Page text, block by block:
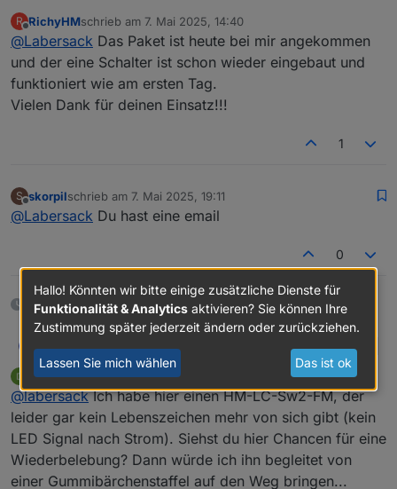
beide bestanden.
Werde sie morgen auf die Reise schicken.
R
Offline
RichyHMschrieb am 7. Mai 2025, 14:40
zuletzt editiert von
@Labersack Das Paket ist heute bei mir angekommen
und der eine Schalter ist schon wieder eingebaut und
funktioniert wie am ersten Tag.
Vielen Dank für deinen Einsatz!!!
1
S
Offline
skorpilschrieb am 7. Mai 2025, 19:11
zuletzt editiert von
@Labersack Du hast eine email
0
19 Tagen später
Labersack
Modell Funktion
Kondens
ator
-
HM-LC-
Bl1-FM
Unterputz
Rollladenaktor
? ?
HM-LC-
Unterputz
C26
1
Offline
Serial123schrieb am26. Mai 2025, 10:33
@labersackIch habe hier einen HM-LC-Sw2-FM, der
leider gar kein Lebenszeichen mehr von sich gibt (kein
LED Signal nach Strom). Siehst du hier Chancen für eine
Wiederbelebung? Dann würde ich ihn begleitet von
einer Gummibärchenstaffel auf den Weg bringen...
Hallo! Könnten wir bitte einige zusätzliche Dienste für
Funktionalität & Analytics aktivieren? Sie können Ihre
Zustimmung später jederzeit ändern oder zurückziehen.
Lassen Sie mich wählen Das ist ok